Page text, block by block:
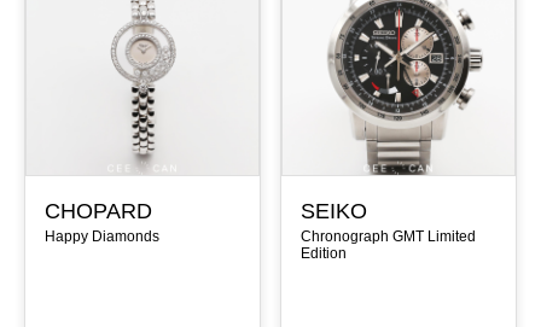
CHOPARD
Happy Diamonds
SEIKO
Chronograph GMT Limited
Edition